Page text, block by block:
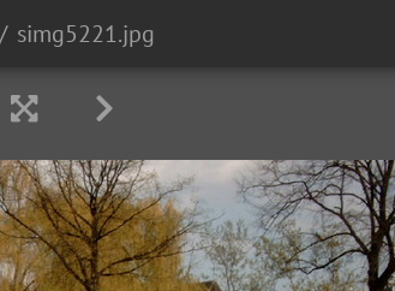
simg5221.jpg